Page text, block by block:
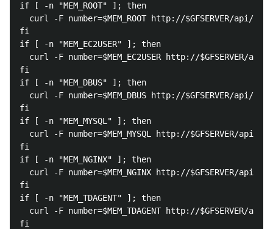
if [ -n "MEM_ROOT" ]; then
curl -F number=$MEM_ROOT http://$GFSERVER/api/
fi
if [ -n "MEM_EC2USER" ]; then
curl -F number=$MEM_EC2USER http://$GFSERVER/
fi
if [ -n "MEM_DBUS" ]; then
curl -F number=$MEM_DBUS http://$GFSERVER/api/
fi
if [ -n "MEM_MYSQL" ]; then
curl -F number=$MEM_MYSQL http://$GFSERVER/api/
fi
if [ -n "MEM_NGINX" ]; then
curl -F number=$MEM_NGINX http://$GFSERVER/api/
fi
if [ -n "MEM_TDAGENT" ]; then
curl -F number=$MEM_TDAGENT http://$GFSERVER/
fi